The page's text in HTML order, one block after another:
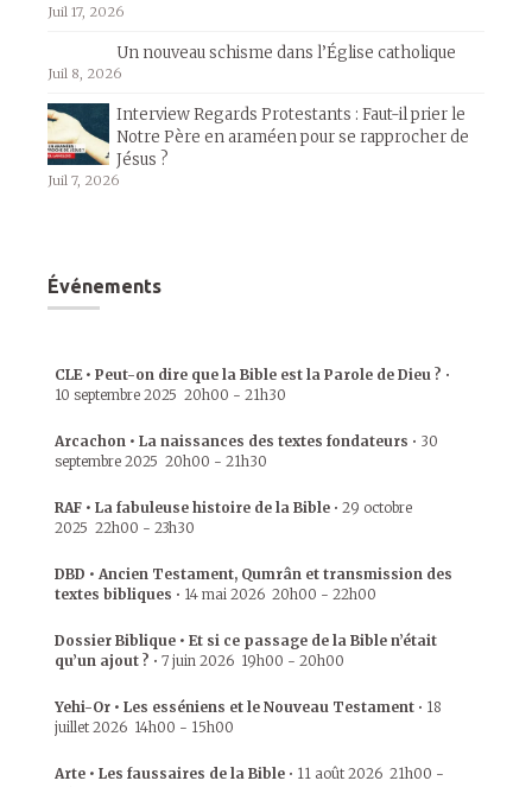
Juil 17, 2026
Un nouveau schisme dans l’Église catholique
Juil 8, 2026
Interview Regards Protestants : Faut-il prier le
Notre Père en araméen pour se rapprocher de
Jésus ?
Juil 7, 2026
Événements
CLE • Peut-on dire que la Bible est la Parole de Dieu ? •
10 septembre 2025 20h00 - 21h30
Arcachon • La naissances des textes fondateurs • 30
septembre 2025 20h00 - 21h30
RAF • La fabuleuse histoire de la Bible • 29 octobre
2025 22h00 - 23h30
DBD • Ancien Testament, Qumrân et transmission des
textes bibliques • 14 mai 2026 20h00 - 22h00
Dossier Biblique • Et si ce passage de la Bible n’était
qu’un ajout ? • 7 juin 2026 19h00 - 20h00
Yehi-Or • Les esséniens et le Nouveau Testament • 18
juillet 2026 14h00 - 15h00
Arte • Les faussaires de la Bible • 11 août 2026 21h00 -